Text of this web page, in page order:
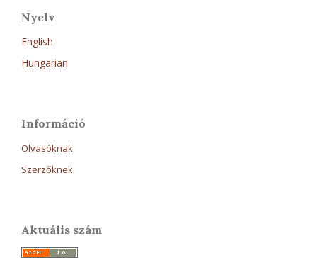
Nyelv
English
Hungarian
Információ
Olvasóknak
Szerzőknek
Aktuális szám